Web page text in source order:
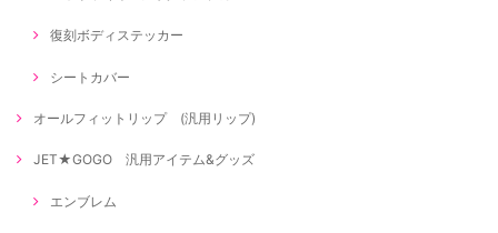
復刻ボディステッカー
シートカバー
オールフィットリップ (汎用リップ)
JET★GOGO 汎用アイテム&グッズ
エンブレム